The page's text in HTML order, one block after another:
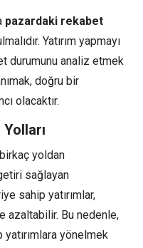
pazardaki rekabet
Yatırım yapmayı
durumunu analiz etmek
doğru bir
olacaktır.
yoldan
sağlayan
sahip yatırımlar,
azaltabilir. Bu nedenle,
yönelmek